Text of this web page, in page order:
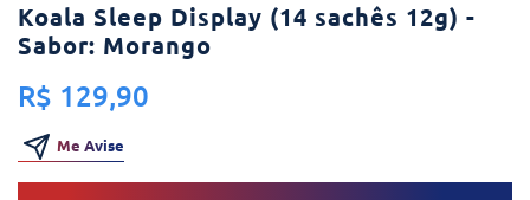
Koala Sleep Display (14 sachês 12g) -
Sabor: Morango
R$ 129,90
Me Avise